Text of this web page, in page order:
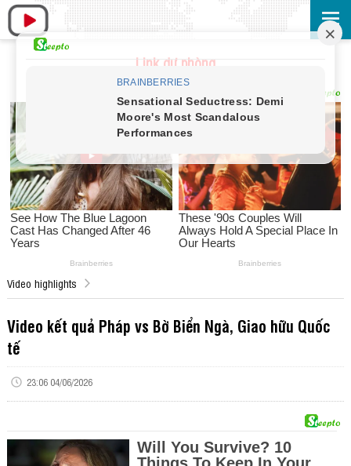
Link dự phòng
Video highlights
Video kết quả Pháp vs Bờ Biển Ngà, Giao hữu Quốc
tế
23:06 04/06/2026